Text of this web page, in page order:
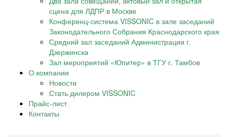
сцена для ЛДПР в Москве
Конференц-система VISSONIC в зале заседаний
Законодательного Собрания Краснодарского края
Средний зал заседаний Администрации г.
Дзержинска
Зал мероприятий «Юпитер» в ТГУ г. Тамбов
О компании
Новости
Стать дилером VISSONIC
Прайс-лист
Контакты